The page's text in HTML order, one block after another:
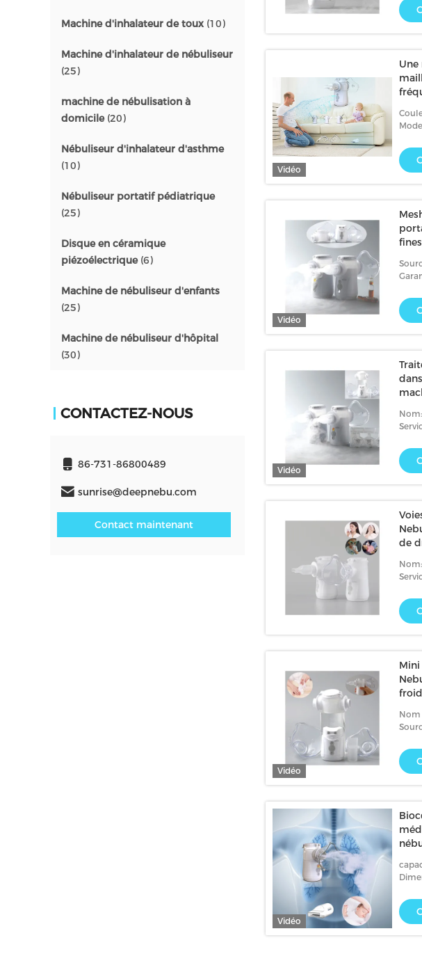
Machine d'inhalateur de toux (10)
Machine d'inhalateur de nébuliseur
(25)
machine de nébulisation à
domicile(20)
Nébuliseur d'inhalateur d'asthme
(10)
Nébuliseur portatif pédiatrique
(25)
Disque en céramique
piézoélectrique(6)
Machine de nébuliseur d'enfants
(25)
Machine de nébuliseur d'hôpital
(30)
CONTACTEZ-NOUS
86-731-86800489
sunrise@deepnebu.com
Contact maintenant
Vidéo
Une
Vidéo
Vidéo
de
Vidéo
Vidéo